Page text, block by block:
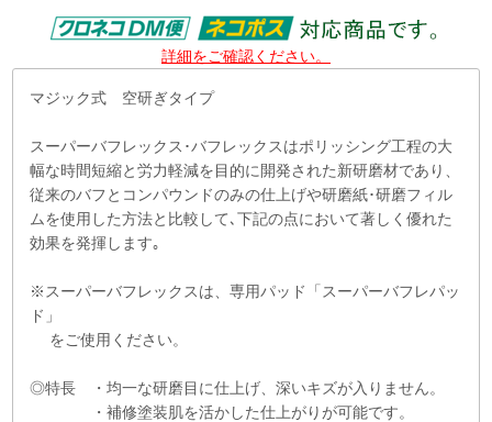
詳細をご確認ください。
マジック式 空研ぎタイプ
スーパーバフレックス･バフレックスはポリッシング工程の大
幅な時間短縮と労力軽減を目的に開発された新研磨材であり、
従来のバフとコンパウンドのみの仕上げや研磨紙･研磨フィル
ムを使用した方法と比較して､下記の点において著しく優れた
効果を発揮します｡
※スーパーバフレックスは、専用パッド「スーパーバフレパッ
ド」
をご使用ください。
◎特長 ・均一な研磨目に仕上げ、深いキズが入りません。
・補修塗装肌を活かした仕上がりが可能です。